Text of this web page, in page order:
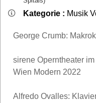
Kategorie : Musik
George Crumb:
sirene Operntheater
Wien Modern 2022
Alfredo Ovalles: